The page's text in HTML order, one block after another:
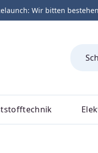
Wir bitten